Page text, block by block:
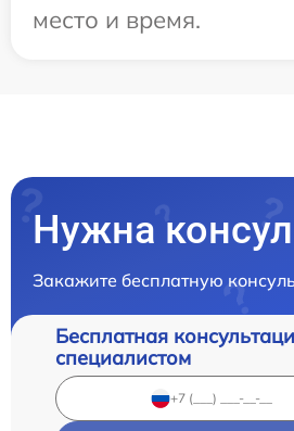
место и время.
Нужна
Закажите бесплатную
Бесплатная
специалистом